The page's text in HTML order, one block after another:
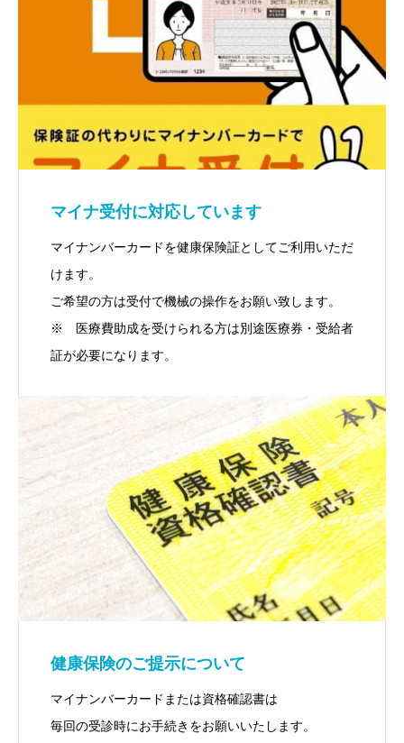
マイナ受付に対応しています
マイナンバーカードを健康保険証としてご利用いただ
けます。
ご希望の方は受付で機械の操作をお願い致します。
※ 医療費助成を受けられる方は別途医療券・受給者
証が必要になります。
健康保険のご提示について
マイナンバーカードまたは資格確認書は
毎回の受診時にお手続きをお願いいたします。